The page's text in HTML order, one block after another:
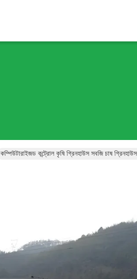
কম্পিউটারাইজড কন্ট্রোল কৃষি গ্রিনহাউস সবজি চাষ